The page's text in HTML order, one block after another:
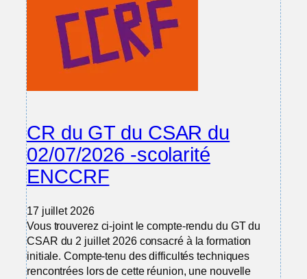
CR du GT du CSAR du
02/07/2026 -scolarité
ENCCRF
17 juillet 2026
Vous trouverez ci-joint le compte-rendu du GT du
CSAR du 2 juillet 2026 consacré à la formation
initiale. Compte-tenu des difficultés techniques
rencontrées lors de cette réunion, une nouvelle